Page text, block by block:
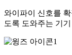
와이파이 신호를
도록 도와주는 기기